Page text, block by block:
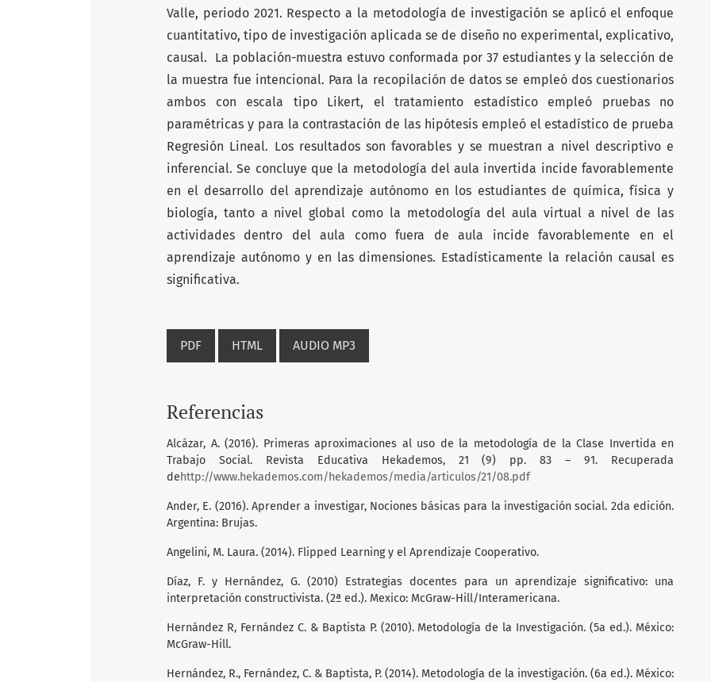
Valle, periodo 2021. Respecto a la metodología de investigación se aplicó el enfoque
cuantitativo, tipo de investigación aplicada se de diseño no experimental, explicativo,
causal. La población-muestra estuvo conformada por 37 estudiantes y la selección de
la muestra fue intencional. Para la recopilación de datos se empleó dos cuestionarios
ambos con escala tipo Likert, el tratamiento estadístico empleó pruebas no
paramétricas y para la contrastación de las hipótesis empleó el estadístico de prueba
Regresión Lineal. Los resultados son favorables y se muestran a nivel descriptivo e
inferencial. Se concluye que la metodología del aula invertida incide favorablemente
en el desarrollo del aprendizaje autónomo en los estudiantes de química, física y
biología, tanto a nivel global como la metodología del aula virtual a nivel de las
actividades dentro del aula como fuera de aula incide favorablemente en el
aprendizaje autónomo y en las dimensiones. Estadísticamente la relación causal es
significativa.
PDF HTML AUDIO MP3
Referencias
Alcázar, A. (2016). Primeras aproximaciones al uso de la metodología de la Clase Invertida en
Trabajo Social. Revista Educativa Hekademos, 21 (9) pp. 83 – 91. Recuperada
dehttp://www.hekademos.com/hekademos/media/articulos/21/08.pdf
Ander, E. (2016). Aprender a investigar, Nociones básicas para la investigación social. 2da edición.
Argentina: Brujas.
Angelini, M. Laura. (2014). Flipped Learning y el Aprendizaje Cooperativo.
Díaz, F. y Hernández, G. (2010) Estrategias docentes para un aprendizaje significativo: una
interpretación constructivista. (2ª ed.). Mexico: McGraw-Hill/Interamericana.
Hernández R, Fernández C. & Baptista P. (2010). Metodología de la Investigación. (5a ed.). México:
McGraw-Hill.
Hernández, R., Fernández, C. & Baptista, P. (2014). Metodología de la investigación. (6a ed.). México: